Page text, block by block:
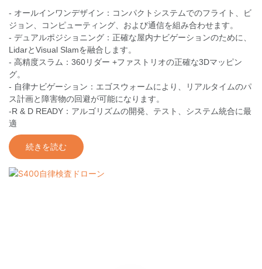
- オールインワンデザイン：コンパクトシステムでのフライト、ビ
ジョン、コンピューティング、および通信を組み合わせます。
- デュアルポジショニング：正確な屋内ナビゲーションのために、
LidarとVisual Slamを融合します。
- 高精度スラム：360リダー +ファストリオの正確な3Dマッピン
グ。
- 自律ナビゲーション：エゴスウォームにより、リアルタイムのパ
ス計画と障害物の回避が可能になります。
-R & D READY：アルゴリズムの開発、テスト、システム統合に最
適
続きを読む